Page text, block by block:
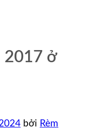
2017 ở
bởi Rèm